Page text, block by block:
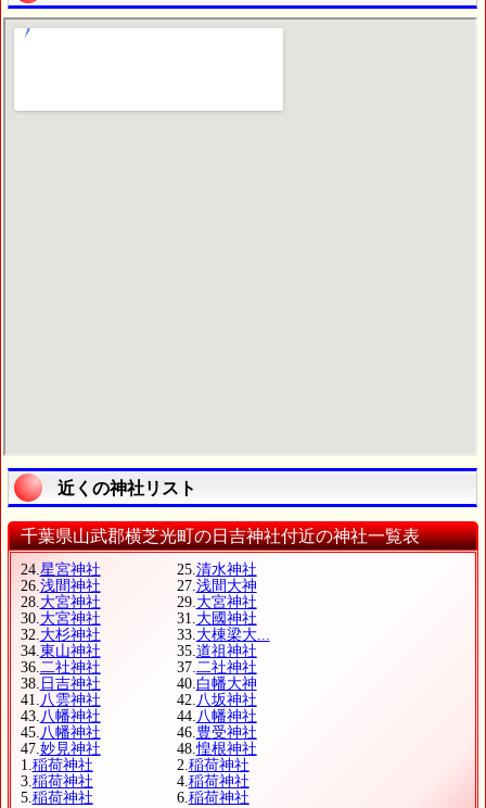
近くの神社リスト
千葉県山武郡横芝光町の日吉神社付近の神社一覧表
24.星宮神社 25.清水神社
26.浅間神社 27.浅間大神
28.大宮神社 29.大宮神社
30.大宮神社 31.大國神社
32.大杉神社 33.大棟梁大...
34.東山神社 35.道祖神社
36.二社神社 37.二社神社
38. 日吉神社 40.白幡大神
41.八雲神社 42.八坂神社
43.八幡神社 44.八幡神社
45.八幡神社 46.豊受神社
47.妙見神社 48.惶根神社
1.稲荷神社 2.稲荷神社
3.稲荷神社 4.稲荷神社
5.稲荷神社 6.稲荷神社